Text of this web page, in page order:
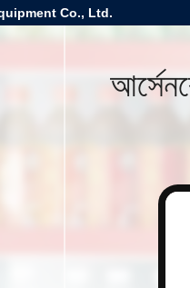
Co., Ltd.